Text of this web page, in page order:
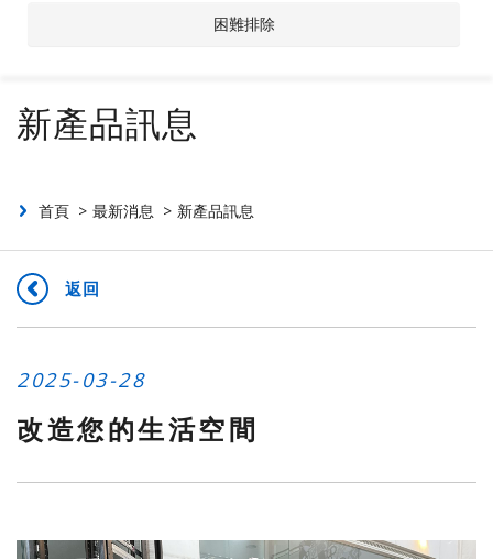
困難排除
新產品訊息
首頁 最新消息 新產品訊息
返回
2025-03-28
改造您的生活空間